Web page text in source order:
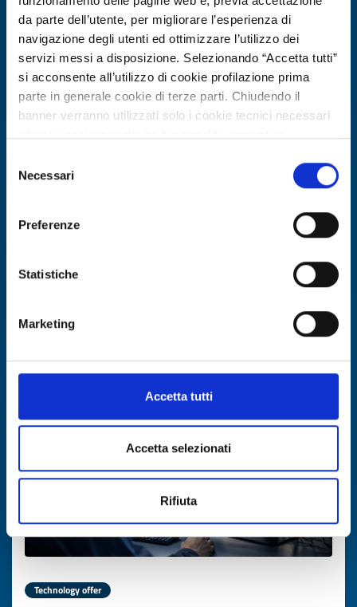
da parte dell’utente, per migliorare l’esperienza di
navigazione degli utenti ed ottimizzare l’utilizzo dei
servizi messi a disposizione. Selezionando “Accetta tutti”
si acconsente all’utilizzo di cookie profilazione prima
parte in generale cookie di terze parti. Chiudendo il
banner verranno utilizzati solo i cookie tecnici necessari
Per conoscere i dettagli, consulta la nostra cookie policy.
https://www.openinnovation.regione.lombardia.it/it/co
https://www.openinnovation.regione.lombardia.it/it/pr
delNecessari
Preferenze
Statistiche
Marketing
Accetta tutti
Accetta selezionati
Rifiuta
Technology offer
sostenibili a base proteica per legno e
ID: TODE20260331024
DISCOVER MORE →
Technology offer